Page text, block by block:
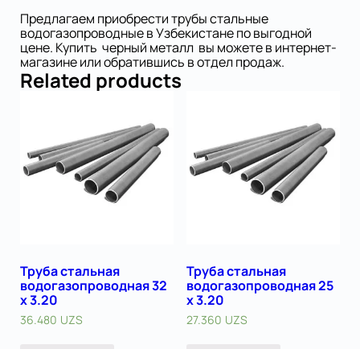
Предлагаем приобрести трубы стальные
водогазопроводные в Узбекистане по выгодной
цене. Купить черный металл вы можете в интернет-
магазине или обратившись в отдел продаж.
Related products
Труба стальная
водогазопроводная 32
х 3.20
36.480 UZS
Труба стальная
водогазопроводная 25
х 3.20
27.360 UZS